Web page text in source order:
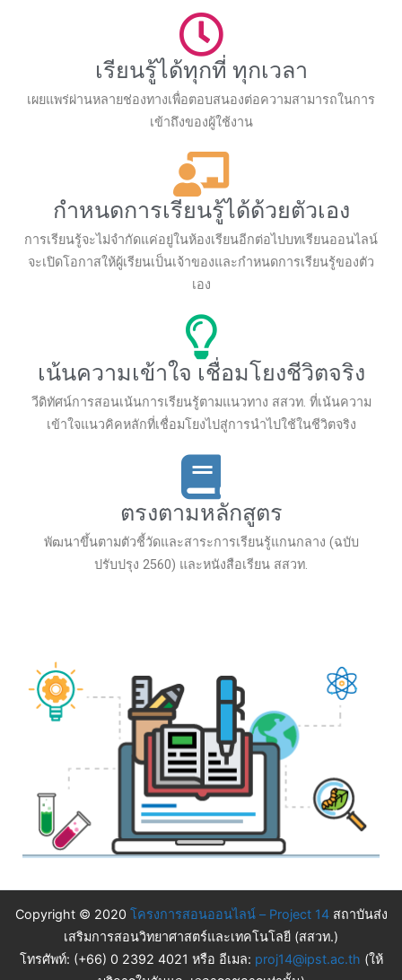
เรียนรู้ได้ทุกที่ ทุกเวลา
เผยแพร่ผ่านหลายช่องทางเพื่อตอบสนองต่อความสามารถในการ
เข้าถึงของผู้ใช้งาน
กำหนดการเรียนรู้ได้ด้วยตัวเอง
การเรียนรู้จะไม่จำกัดแค่อยู่ในห้องเรียนอีกต่อไปบทเรียนออนไลน์
จะเปิดโอกาสให้ผู้เรียนเป็นเจ้าของและกำหนดการเรียนรู้ของตัว
เอง
เน้นความเข้าใจ เชื่อมโยงชีวิตจริง
วีดิทัศน์การสอนเน้นการเรียนรู้ตามแนวทาง สสวท. ที่เน้นความ
เข้าใจแนวคิคหลักที่เชื่อมโยงไปสู่การนำไปใช้ในชีวิตจริง
ตรงตามหลักสูตร
พัฒนาขึ้นตามตัวชี้วัดและสาระการเรียนรู้แกนกลาง (ฉบับ
ปรับปรุง 2560) และหนังสือเรียน สสวท.
Copyright © 2020 โครงการสอนออนไลน์ – Project 14สถาบันส่ง
เสริมการสอนวิทยาศาสตร์และเทคโนโลยี (สสวท.)
โทรศัพท์: (+66) 0 2392 4021 หรือ อีเมล: proj14@ipst.ac.th (ให้